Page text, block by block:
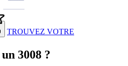
TROUVEZ VOTRE
3008 ?